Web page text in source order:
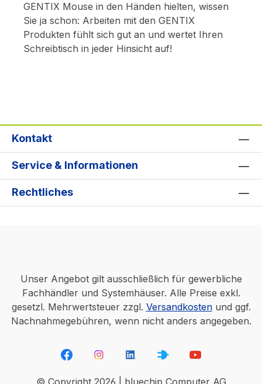
GENTIX Mouse in den Händen hielten, wissen
Sie ja schon: Arbeiten mit den GENTIX
Produkten fühlt sich gut an und wertet Ihren
Schreibtisch in jeder Hinsicht auf!
Kontakt
Service & Informationen
Rechtliches
Unser Angebot gilt ausschließlich für gewerbliche
Fachhändler und Systemhäuser. Alle Preise exkl.
gesetzl. Mehrwertsteuer zzgl. Versandkostenund ggf.
Nachnahmegebühren, wenn nicht anders angegeben.
© Copyright 2026 | bluechip Computer AG